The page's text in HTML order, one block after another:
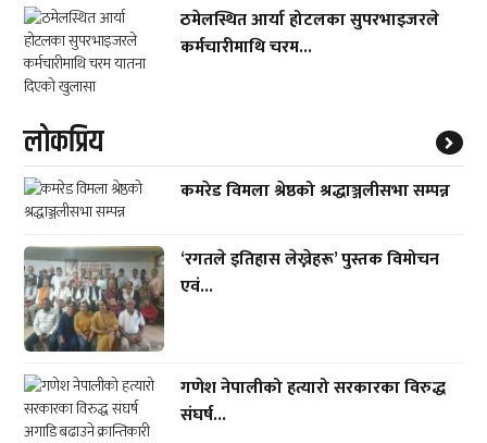
ठमेलस्थित आर्या होटलका सुपरभाइजरले
कर्मचारीमाथि चरम...
लाेकप्रिय
कमरेड विमला श्रेष्ठको श्रद्धाञ्जलीसभा सम्पन्न
‘रगतले इतिहास लेख्नेहरू’ पुस्तक विमोचन
एवं...
गणेश नेपालीको हत्यारो सरकारका विरुद्ध
संघर्ष...